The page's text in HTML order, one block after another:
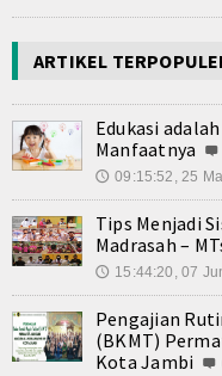
ARTIKEL
Edukasi
Manfaatnya
🕔 09:15:52, 25
Tips Menjadi
Madrasah –
🕔 15:44:20, 07
Pengajian
(BKMT)
Kota Jambi